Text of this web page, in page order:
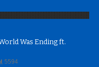
Was Ending ft.
5594